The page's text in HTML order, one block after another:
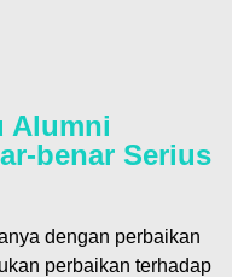
Alumni
benar Serius
dengan perbaikan
perbaikan terhadap